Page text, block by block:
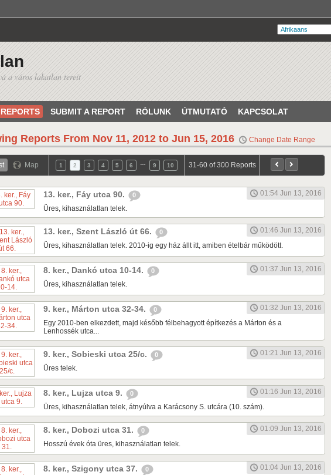
a város lakatlan tereit
REPORTS SUBMIT A REPORT RÓLUNK ÚTMUTATÓ KAPCSOLAT
Reports From Nov 11, 2012 to Jun 15, 2016 Change Date Range
Map 1 2 3 4 5 6 9 10 31-60 of 300 Reports
13. ker., Fáy utca 90. 0
01:54 Jun 13, 2016
Üres, kihasználatlan telek.
13. ker., Szent László út 66. 0
01:46 Jun 13, 2016
Üres, kihasználatlan telek. 2010-ig egy ház állt itt, amiben ételbár működött.
8. ker., Dankó utca 10-14. 0
01:37 Jun 13, 2016
Üres, kihasználatlan telek.
9. ker., Márton utca 32-34. 0
01:32 Jun 13, 2016
Egy 2010-ben elkezdett, majd később félbehagyott építkezés a Márton és a
Lenhossék utca...
9. ker., Sobieski utca 25/c. 0
01:21 Jun 13, 2016
Üres telek.
8. ker., Lujza utca 9. 0
01:16 Jun 13, 2016
Üres, kihasználatlan telek, átnyúlva a Karácsony S. utcára (10. szám).
8. ker., Dobozi utca 31. 0
01:09 Jun 13, 2016
Hosszú évek óta üres, kihasználatlan telek.
8. ker., Szigony utca 37. 0
01:04 Jun 13, 2016